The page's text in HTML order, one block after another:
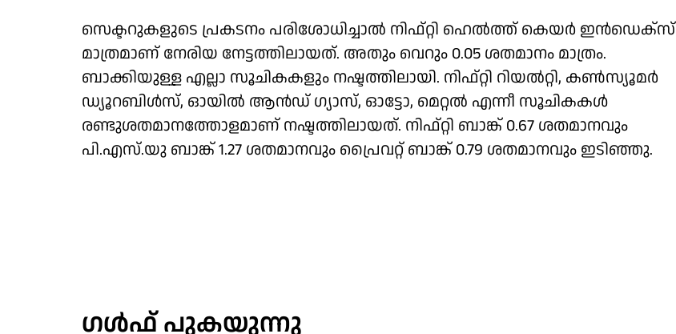
സെക്ടറുകളുടെ പ്രകടനം പരിശോധിച്ചാല്‍ നിഫ്റ്റി ഹെല്‍ത്ത് കെയര്‍ ഇന്‍ഡെക്‌സ്
മാത്രമാണ് നേരിയ നേട്ടത്തിലായത്. അതും വെറും 0.05 ശതമാനം മാത്രം.
ബാക്കിയുള്ള എല്ലാ സൂചികകളും നഷ്ടത്തിലായി. നിഫ്റ്റി റിയല്‍റ്റി, കണ്‍സ്യൂമര്‍
ഡ്യൂറബിള്‍സ്, ഓയില്‍ ആന്‍ഡ് ഗ്യാസ്, ഓട്ടോ, മെറ്റല്‍ എന്നീ സൂചികകള്‍
രണ്ടുശതമാനത്തോളമാണ് നഷ്ടത്തിലായത്. നിഫ്റ്റി ബാങ്ക് 0.67 ശതമാനവും
പി.എസ്.യു ബാങ്ക് 1.27 ശതമാനവും പ്രൈവറ്റ് ബാങ്ക് 0.79 ശതമാനവും ഇടിഞ്ഞു.
ഗള്‍ഫ് പുകയുന്നു